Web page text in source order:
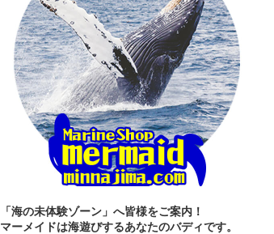
「海の未体験ゾーン」へ皆様をご案内！
マーメイドは海遊びするあなたのバディです。